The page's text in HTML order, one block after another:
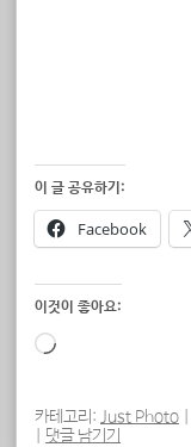
이 글 공유하기:
Facebook
이것이 좋아요:
로
중...
카테고리: Just Photo
댓글 남기기